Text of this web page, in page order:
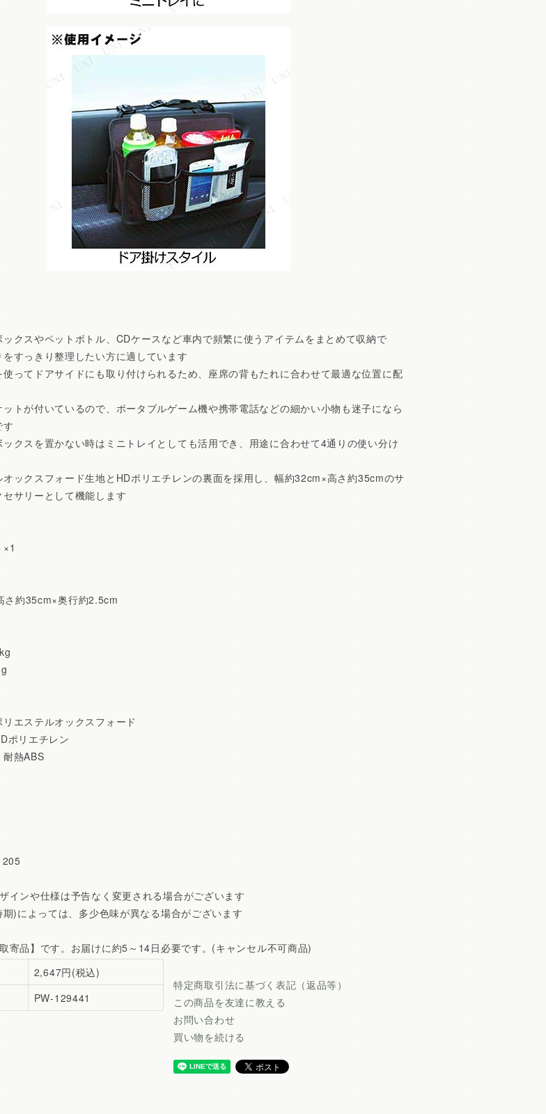
ックスやペットボトル、CDケースなど車内で頻繁に使うアイテムをまとめて収納で
をすっきり整理したい方に適しています
使ってドアサイドにも取り付けられるため、座席の背もたれに合わせて最適な位置に配
ットが付いているので、ポータブルゲーム機や携帯電話などの細かい小物も迷子になら
す
ックスを置かない時はミニトレイとしても活用でき、用途に合わせて4通りの使い分け
オックスフォード生地とHDポリエチレンの裏面を採用し、幅約32cm×高さ約35cmのサ
サリーとして機能します
×1
さ約35cm×奥行約2.5cm
リエステルオックスフォード
ポリエチレン
耐熱ABS
インや仕様は予告なく変更される場合がございます
)によっては、多少色味が異なる場合がございます
寄品】です。お届けに約5～14日必要です。(キャンセル不可商品)
2,647円(税込)
PW-129441
特定商取引法に基づく表記（返品等）
この商品を友達に教える
お問い合わせ
買い物を続ける